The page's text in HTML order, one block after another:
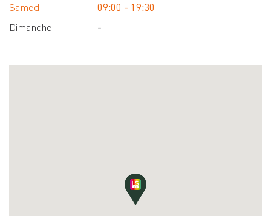
Samedi
09:00 - 19:30
Dimanche
-